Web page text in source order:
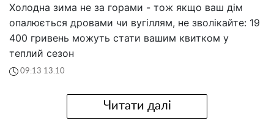
Холодна зима не за горами - тож якщо ваш дім
опалюється дровами чи вугіллям, не зволікайте: 19
400 гривень можуть стати вашим квитком у
теплий сезон
09:13 13.10
Читати далі